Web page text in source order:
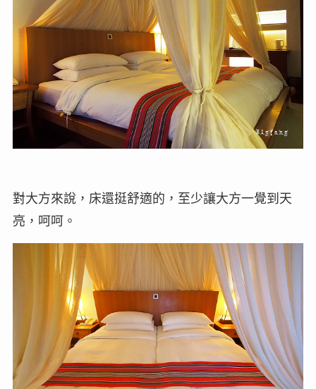
對大方來說，床還挺舒適的，至少讓大方一覺到天
亮，呵呵。